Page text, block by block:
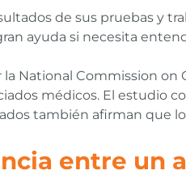
de sus pruebas y
ayuda si necesita
National Commission
médicos. El estudio
también afirman que
entre un